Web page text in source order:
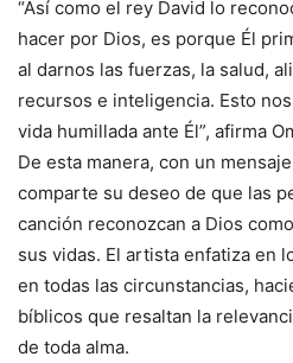
“Así como el rey David lo
hacer por Dios, es porque Él
al darnos las fuerzas, la salud,
recursos e inteligencia. Esto
vida humillada ante Él”, afirma
De esta manera, con un
comparte su deseo de que las
canción reconozcan a Dios
sus vidas. El artista enfatiza en
en todas las circunstancias,
bíblicos que resaltan la
de toda alma.